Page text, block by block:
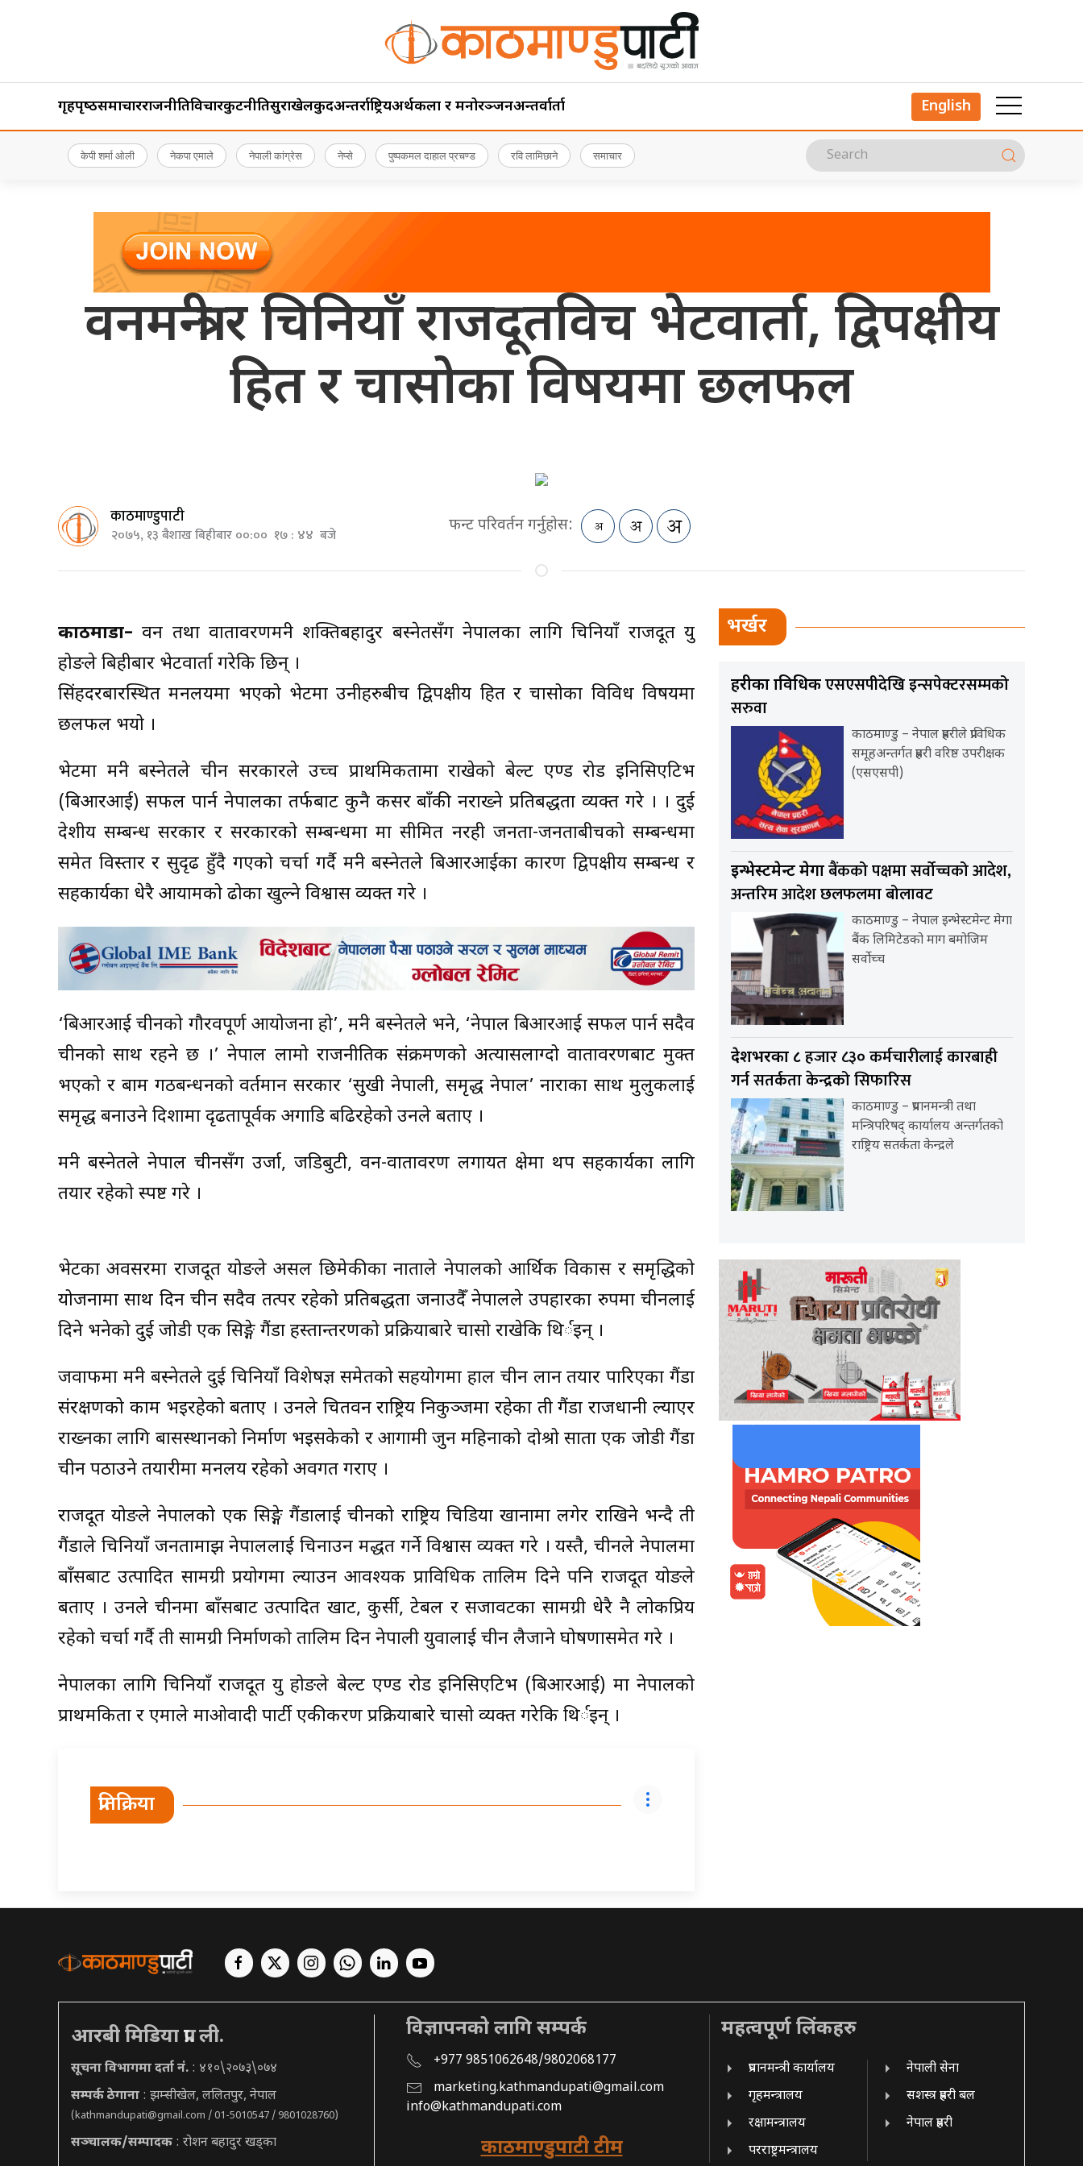
गृहपृष्‍ठसमाचारराजनीतिविचारकुटनीतिसुरक्षाखेलकुदअन्तर्राष्ट्रियअर्थकला र मनोरञ्जनअन्तर्वार्ता English
केपी शर्मा ओली नेकपा एमाले नेपाली कांग्रेस नेप्से पुष्पकमल दाहाल प्रचण्ड रवि लामिछाने समाचार
वनमन्त्री र चिनियाँ राजदूतविच भेटवार्ता, द्विपक्षीय
हित र चासोका विषयमा छलफल
काठमाण्डुपाटी
२०७५, १३ बैशाख बिहीबार ००:०० १७ : ४४ बजे फन्ट परिवर्तन गर्नुहोस:
काठमाडाैँ– वन तथा वातावरणमन्त्री शक्तिबहादुर बस्नेतसँग नेपालका लागि चिनियाँ राजदूत यु
होङले बिहीबार भेटवार्ता गरेकि छिन् ।
सिंहदरबारस्थित मन्त्रालयमा भएको भेटमा उनीहरुबीच द्विपक्षीय हित र चासोका विविध विषयमा
छलफल भयो ।
भेटमा मन्त्री बस्नेतले चीन सरकारले उच्च प्राथमिकतामा राखेको बेल्ट एण्ड रोड इनिसिएटिभ
(बिआरआई) सफल पार्न नेपालका तर्फबाट कुनै कसर बाँकी नराख्ने प्रतिबद्धता व्यक्त गरे । । दुई
देशीय सम्बन्ध सरकार र सरकारको सम्बन्धमा मात्र सीमित नरही जनता-जनताबीचको सम्बन्धमा
समेत विस्तार र सुदृढ हुँदै गएको चर्चा गर्दै मन्त्री बस्नेतले बिआरआईका कारण द्विपक्षीय सम्बन्ध र
सहकार्यका धेरै आयामको ढोका खुल्ने विश्वास व्यक्त गरे ।
‘बिआरआई चीनको गौरवपूर्ण आयोजना हो’, मन्त्री बस्नेतले भने, ‘नेपाल बिआरआई सफल पार्न सदैव
चीनको साथ रहने छ ।’ नेपाल लामो राजनीतिक संक्रमणको अत्यासलाग्दो वातावरणबाट मुक्त
भएको र बाम गठबन्धनको वर्तमान सरकार ‘सुखी नेपाली, समृद्ध नेपाल’ नाराका साथ मुलुकलाई
समृद्ध बनाउने दिशामा दृढतापूर्वक अगाडि बढिरहेको उनले बताए ।
मन्त्री बस्नेतले नेपाल चीनसँग उर्जा, जडिबुटी, वन-वातावरण लगायत क्षेत्रमा थप सहकार्यका लागि
तयार रहेको स्पष्ट गरे ।
भेटका अवसरमा राजदूत योङले असल छिमेकीका नाताले नेपालको आर्थिक विकास र समृद्धिको
योजनामा साथ दिन चीन सदैव तत्पर रहेको प्रतिबद्धता जनाउदैँ नेपालले उपहारका रुपमा चीनलाई
दिने भनेको दुई जोडी एक सिङ्गे गैंडा हस्तान्तरणको प्रक्रियाबारे चासो राखेकि थिर्इन् ।
जवाफमा मन्त्री बस्नेतले दुई चिनियाँ विशेषज्ञ समेतको सहयोगमा हाल चीन लान तयार पारिएका गैंडा
संरक्षणको काम भइरहेको बताए । उनले चितवन राष्ट्रिय निकुञ्जमा रहेका ती गैंडा राजधानी ल्याएर
राख्नका लागि बासस्थानको निर्माण भइसकेको र आगामी जुन महिनाको दोश्रो साता एक जोडी गैंडा
चीन पठाउने तयारीमा मन्त्रालय रहेको अवगत गराए ।
राजदूत योङले नेपालको एक सिङ्गे गैंडालाई चीनको राष्ट्रिय चिडिया खानामा लगेर राखिने भन्दै ती
गैंडाले चिनियाँ जनतामाझ नेपाललाई चिनाउन मद्धत गर्ने विश्वास व्यक्त गरे । यस्तै, चीनले नेपालमा
बाँसबाट उत्पादित सामग्री प्रयोगमा ल्याउन आवश्यक प्राविधिक तालिम दिने पनि राजदूत योङले
बताए । उनले चीनमा बाँसबाट उत्पादित खाट, कुर्सी, टेबल र सजावटका सामग्री धेरै नै लोकप्रिय
रहेको चर्चा गर्दै ती सामग्री निर्माणको तालिम दिन नेपाली युवालाई चीन लैजाने घोषणासमेत गरे ।
नेपालका लागि चिनियाँ राजदूत यु होङले बेल्ट एण्ड रोड इनिसिएटिभ (बिआरआई) मा नेपालको
प्राथमकिता र एमाले माओवादी पार्टी एकीकरण प्रक्रियाबारे चासो व्यक्त गरेकि थिर्इन् ।
प्रतिक्रिया
भर्खर
प्रहरीका प्राविधिकएसएसपीदेखि इन्सपेक्टरसम्मको
सरुवा
काठमाण्डु – नेपाल प्रहरीले प्राविधिक
समूहअन्तर्गत प्रहरी वरिष्ठ उपरीक्षक
(एसएसपी)
इन्भेस्टमेन्ट मेगाबैंकको पक्षमा सर्वाेच्चको आदेश,
अन्तरिम आदेश छलफलमा बोलावट
काठमाण्डु – नेपाल इन्भेस्टमेन्ट मेगा
बैंक लिमिटेडको माग बमोजिम
सर्वोच्च
देशभरका ८हजार ८३० कर्मचारीलाई कारबाही
गर्न सतर्कता केन्द्रको सिफारिस
काठमाण्डु – प्रधानमन्त्री तथा
मन्त्रिपरिषद् कार्यालय अन्तर्गतको
राष्ट्रिय सतर्कता केन्द्रले
आरबी मिडिया प्रा. ली.
सूचना विभागमा दर्ता नं. : ४१०\२०७३\०७४
सम्पर्क ठेगाना : झम्सीखेल, ललितपुर, नेपाल
(kathmandupati@gmail.com / 01-5010547 / 9801028760)
सञ्चालक/सम्पादक : रोशन बहादुर खड्का
विज्ञापनको लागि सम्पर्क
+977 9851062648/9802068177
marketing.kathmandupati@gmail.com
info@kathmandupati.com
काठमाण्डुपाटी टीम
महत्वपूर्ण लिंकहरु
प्रधानमन्त्री कार्यालय
गृहमन्त्रालय
रक्षामन्त्रालय
परराष्ट्रमन्त्रालय
नेपाली सेना
सशस्त्र प्रहरी बल
नेपाल प्रहरी